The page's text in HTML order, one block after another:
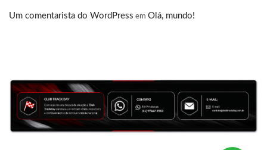
Um comentarista do WordPress em Olá, mundo!